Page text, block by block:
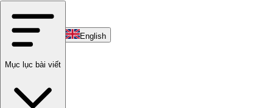
Liên hệ
Tiếng Việt English
Mục lục bài viết